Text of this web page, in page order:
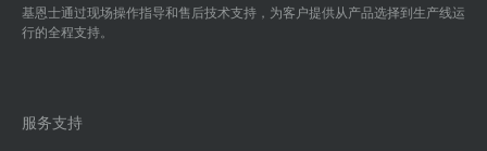
基恩士通过现场操作指导和售后技术支持，为客户提供从产品选择到生产线运
行的全程支持。
服务支持